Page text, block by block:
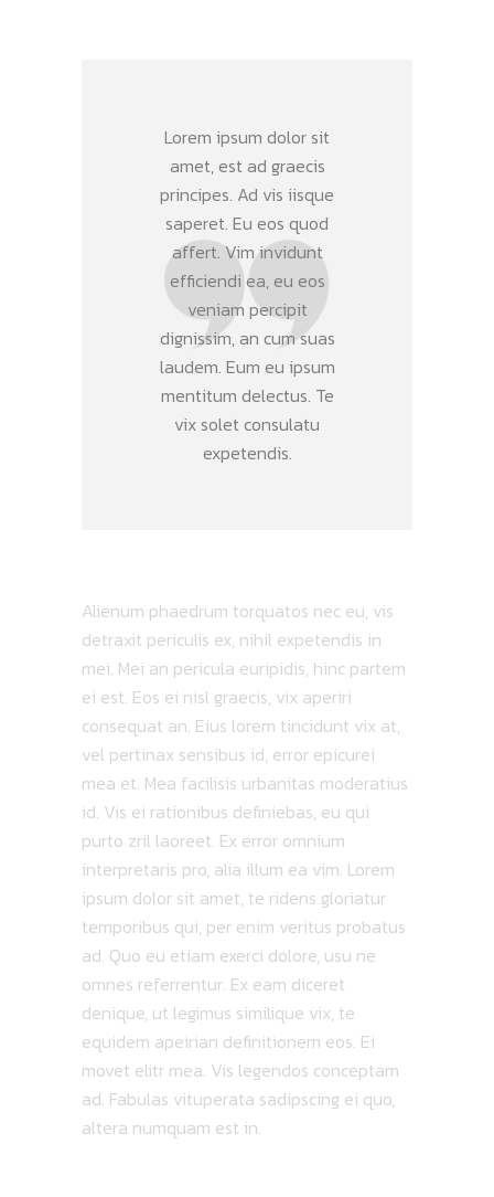
Lorem ipsum dolor sit
amet, est ad graecis
principes. Ad vis iisque
saperet. Eu eos quod
affert. Vim invidunt
efficiendi ea, eu eos
veniam percipit
dignissim, an cum suas
laudem. Eum eu ipsum
mentitum delectus. Te
vix solet consulatu
expetendis.
Alienum phaedrum torquatos nec eu, vis
detraxit periculis ex, nihil expetendis in
mei. Mei an pericula euripidis, hinc partem
ei est. Eos ei nisl graecis, vix aperiri
consequat an. Eius lorem tincidunt vix at,
vel pertinax sensibus id, error epicurei
mea et. Mea facilisis urbanitas moderatius
id. Vis ei rationibus definiebas, eu qui
purto zril laoreet. Ex error omnium
interpretaris pro, alia illum ea vim. Lorem
ipsum dolor sit amet, te ridens gloriatur
temporibus qui, per enim veritus probatus
ad. Quo eu etiam exerci dolore, usu ne
omnes referrentur. Ex eam diceret
denique, ut legimus similique vix, te
equidem apeirian definitionem eos. Ei
movet elitr mea. Vis legendos conceptam
ad. Fabulas vituperata sadipscing ei quo,
altera numquam est in.